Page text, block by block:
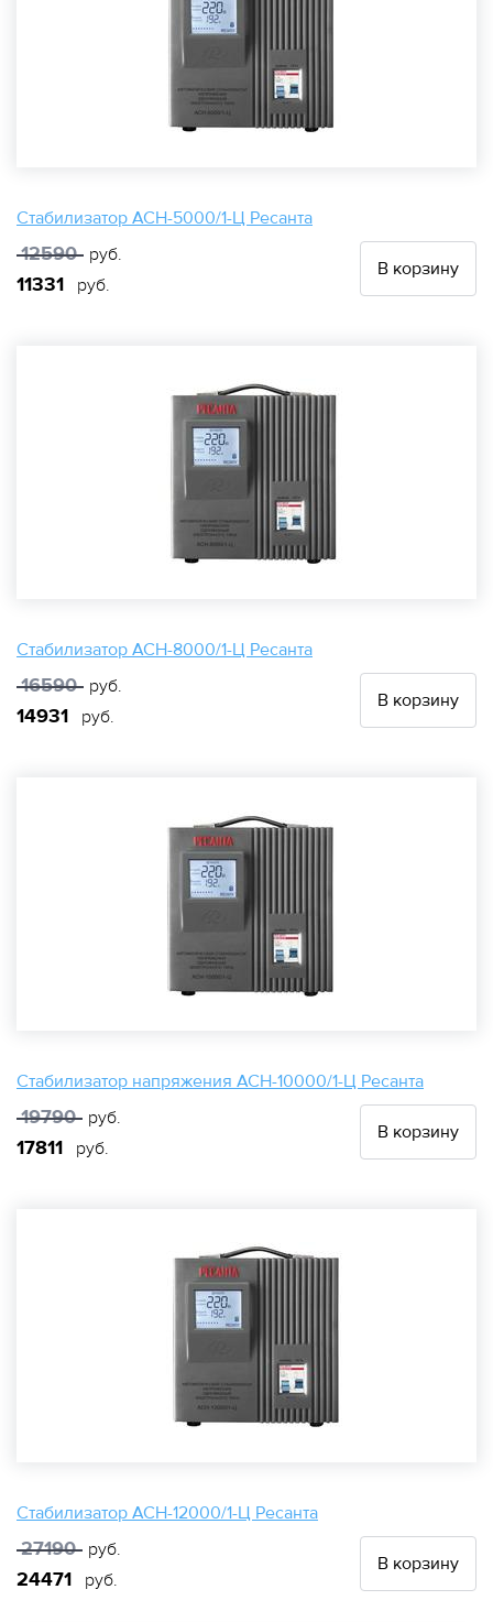
Стабилизатор АСН-5000/1-Ц Ресанта
12590 руб.
11331 руб.
В корзину
Стабилизатор АСН-8000/1-Ц Ресанта
16590 руб.
14931 руб.
В корзину
Стабилизатор напряжения АСН-10000/1-Ц Ресанта
19790 руб.
17811 руб.
В корзину
Стабилизатор АСН-12000/1-Ц Ресанта
27190 руб.
24471 руб.
В корзину